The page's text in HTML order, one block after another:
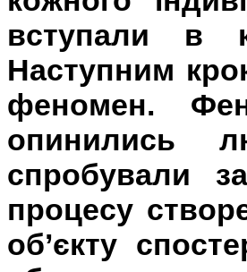
вступали в
Наступним
феномен.
опинились
спробували
процесу
об’єкту